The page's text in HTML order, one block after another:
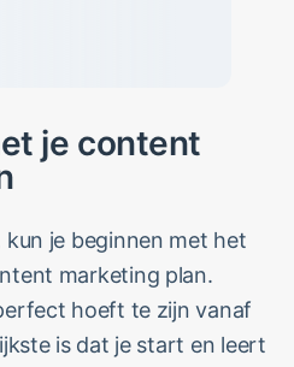
je content
je beginnen met het
marketing plan.
hoeft te zijn vanaf
is dat je start en leert